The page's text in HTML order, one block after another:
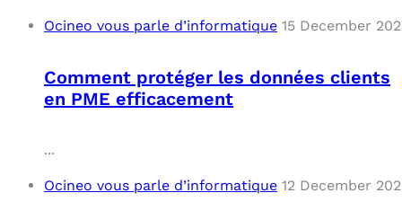
Ocineo vous parle d’informatique 15 December
Comment protéger les données clients
en PME efficacement
...
Ocineo vous parle d’informatique 12 December